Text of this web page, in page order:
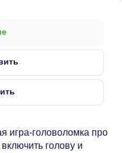
игра-головоломка про
голову и